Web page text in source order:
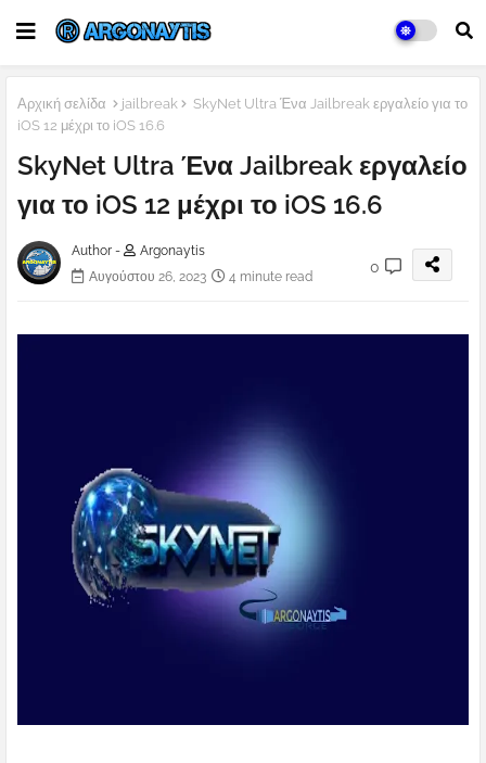
Αρχική σελίδα jailbreak
SkyNet Ultra Ένα Jailbreak εργαλείο για το
iOS 12 μέχρι το iOS 16.6
SkyNet Ultra Ένα Jailbreak εργαλείο
για το iOS 12 μέχρι το iOS 16.6
Author -
Argonaytis
Αυγούστου 26, 2023
4 minute read
0